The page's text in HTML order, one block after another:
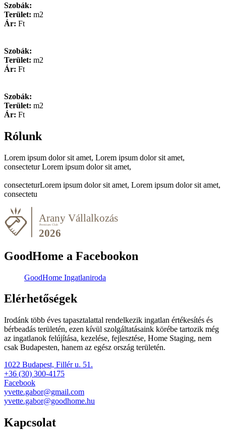
Szobák:
Terület: m2
Ár: Ft
Szobák:
Terület: m2
Ár: Ft
Szobák:
Terület: m2
Ár: Ft
Rólunk
Lorem ipsum dolor sit amet, Lorem ipsum dolor sit amet,
consectetur Lorem ipsum dolor sit amet,
consecteturLorem ipsum dolor sit amet, Lorem ipsum dolor sit amet,
consectetu
GoodHome a Facebookon
GoodHome Ingatlaniroda
Elérhetőségek
Irodánk több éves tapasztalattal rendelkezik ingatlan értékesítés és
bérbeadás területén, ezen kívül szolgáltatásaink körébe tartozik még
az ingatlanok felújítása, kezelése, fejlesztése, Home Staging, nem
csak Budapesten, hanem az egész ország területén.
1022 Budapest, Fillér u. 51.
+36 (30) 300-4175
Facebook
yvette.gabor@gmail.com
yvette.gabor@goodhome.hu
Kapcsolat